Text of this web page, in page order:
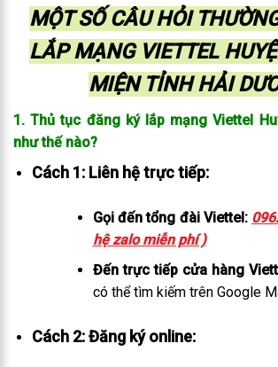
MỘT SỐ CÂU HỎI
LẮP MẠNG VIETTEL
MIỆN TỈNH HẢI
1. Thủ tục đăng ký lắp mạng Viettel
như thế nào?
Cách 1: Liên hệ trực tiếp:
Gọi đến tổng đài Viettel:
hệ zalo miễn phí )
Đến trực tiếp cửa hàng
có thể tìm kiếm trên Google
Cách 2: Đăng ký online: